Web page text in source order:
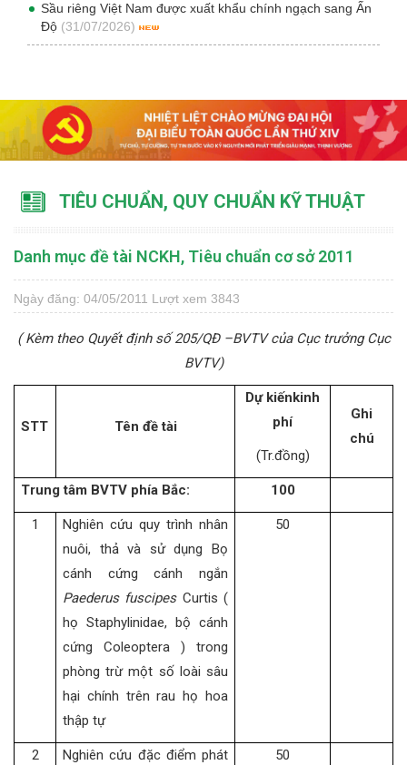
Sầu riêng Việt Nam được xuất khẩu chính ngạch sang Ấn
Độ (31/07/2026)
TIÊU CHUẨN, QUY CHUẨN KỸ THUẬT
Danh mục đề tài NCKH, Tiêu chuẩn cơ sở 2011
Ngày đăng: 04/05/2011 Lượt xem 3843
( Kèm theo Quyết định số 205/QĐ –BVTV của Cục trưởng Cục
BVTV)
STT Tên đề tài
Dự kiếnkinh
phí
(Tr.đồng)
Ghi
chú
Trung tâm BVTV phía Bắc: 100
1
Nghiên cứu quy trình nhân
nuôi, thả và sử dụng Bọ
cánh cứng cánh ngắn
Paederus fuscipesCurtis (
họ Staphylinidae, bộ cánh
cứng Coleoptera ) trong
phòng trừ một số loài sâu
hại chính trên rau họ hoa
thập tự
50
2
Nghiên cứu đặc điểm phát
50